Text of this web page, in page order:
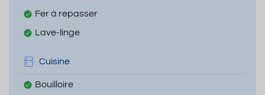
Fer à repasser
Lave-linge
Cuisine
Bouilloire